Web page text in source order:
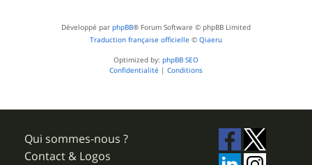
Développé par phpBB® Forum Software © phpBB Limited
Traduction française officielle © Qiaeru
Optimized by: phpBB SEO
Confidentialité | Conditions
Qui sommes-nous ?
Contact & Logos